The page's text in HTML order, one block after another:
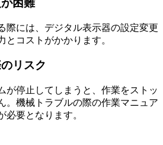
困難
際には、デジタル表示器の設定変更
とコストがかかります。
リスク
が停止してしまうと、作業をストッ
。機械トラブルの際の作業マニュア
必要となります。